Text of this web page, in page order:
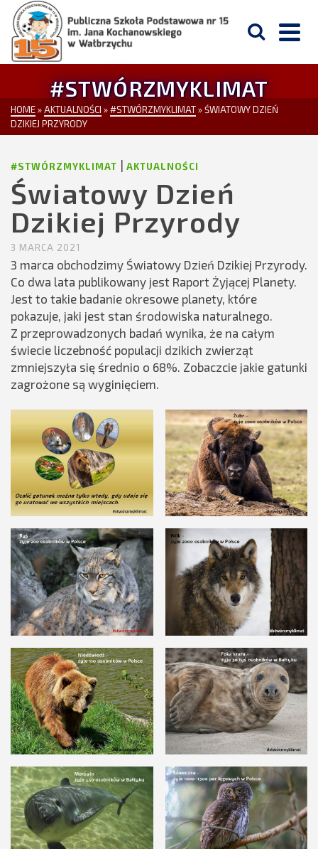
#STWÓRZMYKLIMAT
HOME»AKTUALNOŚCI »#STWÓRZMYKLIMAT»ŚWIATOWY DZIEŃ
DZIKIEJ PRZYRODY
#STWÓRZMYKLIMAT AKTUALNOŚCI
Światowy Dzień
Dzikiej Przyrody
3 MARCA 2021
3 marca obchodzimy Światowy Dzień Dzikiej Przyrody.
Co dwa lata publikowany jest Raport Żyjącej Planety.
Jest to takie badanie okresowe planety, które
pokazuje, jaki jest stan środowiska naturalnego.
Z przeprowadzonych badań wynika, że na całym
świecie liczebność populacji dzikich zwierząt
zmniejszyła się średnio o 68%. Zobaczcie jakie gatunki
zagrożone są wyginięciem.